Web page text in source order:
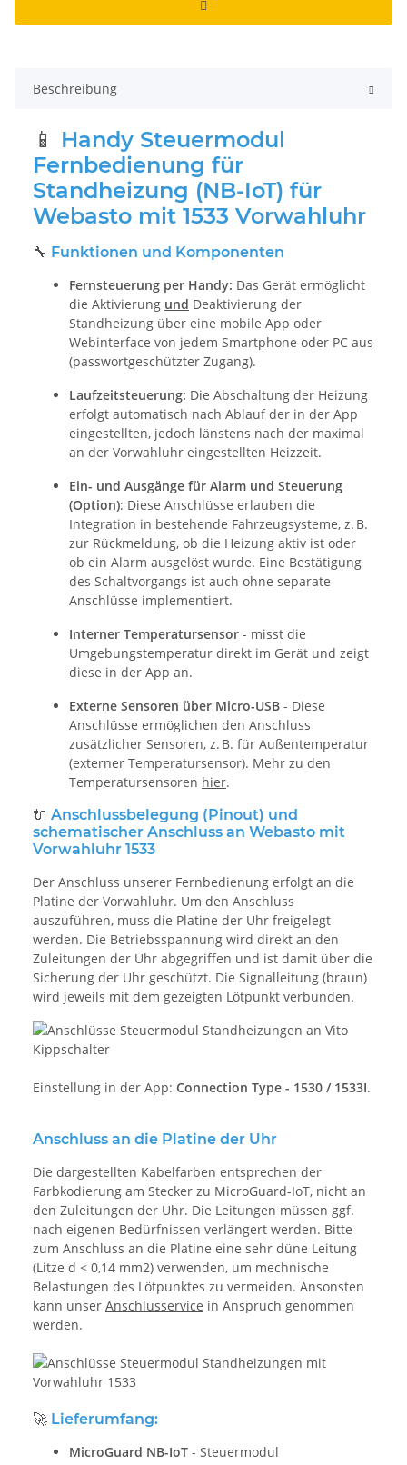
Beschreibung
📱 Handy Steuermodul
Fernbedienung für
Standheizung (NB-IoT) für
Webasto mit 1533 Vorwahluhr
🔧 Funktionen und Komponenten
Fernsteuerung per Handy: Das Gerät ermöglicht
die Aktivierung und Deaktivierung der
Standheizung über eine mobile App oder
Webinterface von jedem Smartphone oder PC aus
(passwortgeschützter Zugang).
Laufzeitsteuerung: Die Abschaltung der Heizung
erfolgt automatisch nach Ablauf der in der App
eingestellten, jedoch länstens nach der maximal
an der Vorwahluhr eingestellten Heizzeit.
Ein- und Ausgänge für Alarm und Steuerung
(Option): Diese Anschlüsse erlauben die
Integration in bestehende Fahrzeugsysteme, z. B.
zur Rückmeldung, ob die Heizung aktiv ist oder
ob ein Alarm ausgelöst wurde. Eine Bestätigung
des Schaltvorgangs ist auch ohne separate
Anschlüsse implementiert.
Interner Temperatursensor - misst die
Umgebungstemperatur direkt im Gerät und zeigt
diese in der App an.
Externe Sensoren über Micro-USB - Diese
Anschlüsse ermöglichen den Anschluss
zusätzlicher Sensoren, z. B. für Außentemperatur
(externer Temperatursensor). Mehr zu den
Temperatursensoren hier.
🔌 Anschlussbelegung (Pinout) und
schematischer Anschluss an Webasto mit
Vorwahluhr 1533
Der Anschluss unserer Fernbedienung erfolgt an die
Platine der Vorwahluhr. Um den Anschluss
auszuführen, muss die Platine der Uhr freigelegt
werden. Die Betriebsspannung wird direkt an den
Zuleitungen der Uhr abgegriffen und ist damit über die
Sicherung der Uhr geschützt. Die Signalleitung (braun)
wird jeweils mit dem gezeigten Lötpunkt verbunden.
Einstellung in der App: Connection Type - 1530 / 1533I.
Anschluss an die Platine der Uhr
Die dargestellten Kabelfarben entsprechen der
Farbkodierung am Stecker zu MicroGuard-IoT, nicht an
den Zuleitungen der Uhr. Die Leitungen müssen ggf.
nach eigenen Bedürfnissen verlängert werden. Bitte
zum Anschluss an die Platine eine sehr düne Leitung
(Litze d < 0,14 mm2) verwenden, um mechnische
Belastungen des Lötpunktes zu vermeiden. Ansonsten
kann unser Anschlusservice in Anspruch genommen
werden.
🚀 Lieferumfang:
MicroGuard NB-IoT - Steuermodul